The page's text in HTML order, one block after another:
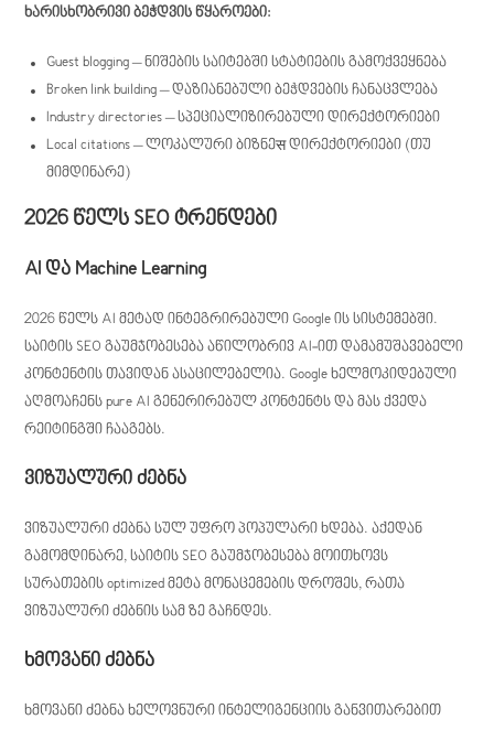
ხარისხობრივი ბეჭდვის წყაროები:
Guest blogging – ნიშების საიტებში სტატიების გამოქვეყნება
Broken link building – დაზიანებული ბეჭდვების ჩანაცვლება
Industry directories – სპეციალიზირებული დირექტორიები
Local citations – ლოკალური ბიზნეस დირექტორიები (თუ
მიმდინარე)
2026 წელს SEO ტრენდები
AI და Machine Learning
2026 წელს AI მეტად ინტეგრირებული Google ის სისტემებში.
საიტის SEO გაუმჯობესება აწილობრივ AI-ით დამამუშავებელი
კონტენტის თავიდან ასაცილებელია. Google ხელმოკიდებული
აღმოაჩენს pure AI გენერირებულ კონტენტს და მას ქვედა
რეიტინგში ჩააგებს.
ვიზუალური ძებნა
ვიზუალური ძებნა სულ უფრო პოპულარი ხდება. აქედან
გამომდინარე, საიტის SEO გაუმჯობესება მოითხოვს
სურათების optimized მეტა მონაცემების დროშეს, რათა
ვიზუალური ძებნის სამ ზე გაჩნდეს.
ხმოვანი ძებნა
ხმოვანი ძებნა ხელოვნური ინტელიგენციის განვითარებით